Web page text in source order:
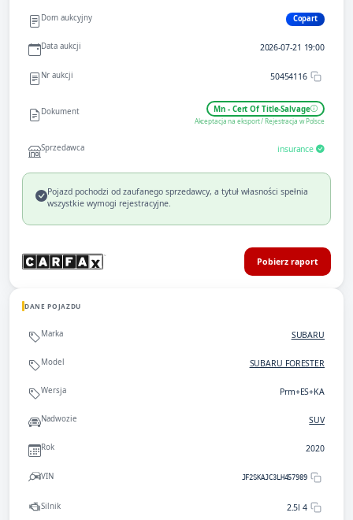
Dom aukcyjny Copart
Data aukcji 2026-07-21 19:00
Nr aukcji 50454116
Dokument Mn - Cert Of Title-Salvage
Akceptacja na eksport / Rejestracja w Polsce
Sprzedawca insurance
Pojazd pochodzi od zaufanego sprzedawcy, a tytuł własności spełnia
wszystkie wymogi rejestracyjne.
Pobierz raport
DANE POJAZDU
Marka SUBARU
Model SUBARU FORESTER
Wersja Prm+ES+KA
Nadwozie SUV
Rok 2020
VIN JF2SKAJC3LH457989
Silnik 2.5l 4